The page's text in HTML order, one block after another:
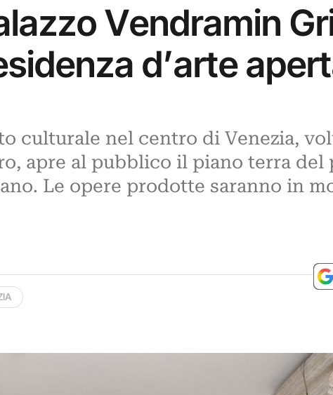
Vendramin
d’arte
culturale nel centro di Venezia,
apre al pubblico il piano terra del
Le opere prodotte saranno in